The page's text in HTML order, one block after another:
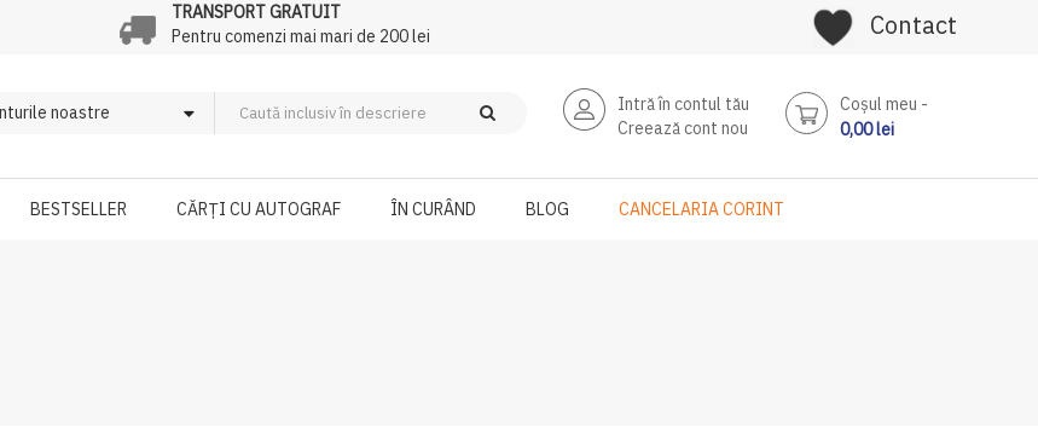
TRANSPORT GRATUIT
Pentru comenzi mai mari de 200 lei
Contact
Intră în contul tău
Creează cont nou
Coşul meu
0,00 lei
BESTSELLER CĂRȚI CU AUTOGRAF ÎN CURÂND BLOG CANCELARIA CORINT